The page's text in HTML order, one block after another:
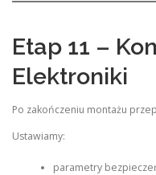
Etap 11 –
Elektroniki
Po zakończeniu montażu
Ustawiamy:
parametry